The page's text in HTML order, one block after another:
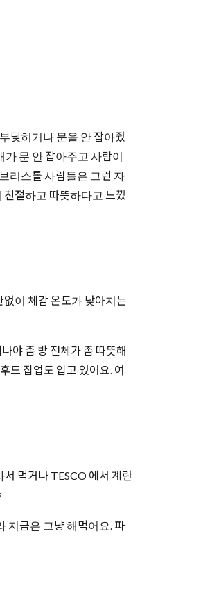
딪히거나 문을 안 잡아줬
가 문 안 잡아주고 사람이
리스톨 사람들은 그런 자
절하고 따뜻하다고 느꼈
없이 체감 온도가 낮아지는
야 좀 방 전체가 좀 따뜻해
드 집업도 입고 있어요. 여
먹거나 TESCO 에서 계란
지금은 그냥 해먹어요. 파